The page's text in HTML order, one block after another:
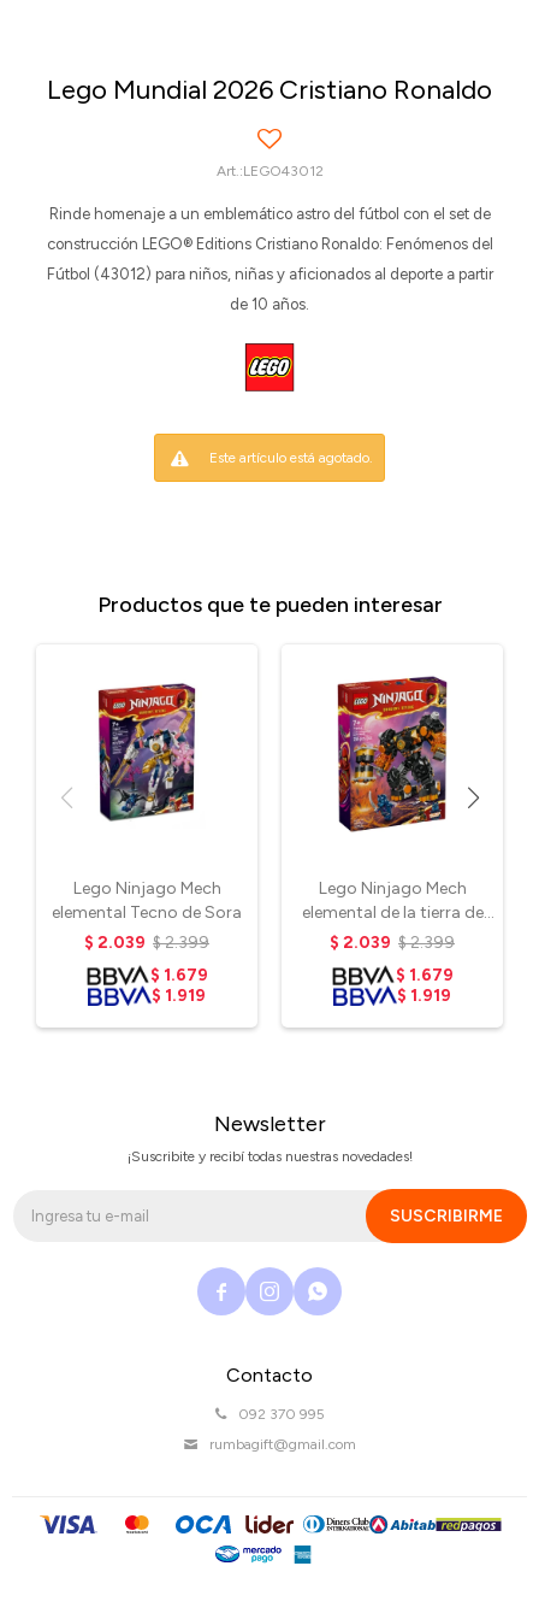
Lego Mundial 2026 Cristiano Ronaldo
LEGO43012
Rinde homenaje a un emblemático astro del fútbol con el set de
construcción LEGO® Editions Cristiano Ronaldo: Fenómenos del
Fútbol (43012) para niños, niñas y aficionados al deporte a partir
de 10 años.
Este artículo está agotado.
Productos que te pueden interesar
Lego Ninjago Mech
elemental Tecno de Sora
$ 2.039 $2.399
$ 1.679
$ 1.919
Lego Ninjago Mech
elemental de la tierra de
Cole
$ 2.039 $2.399
$ 1.679
$ 1.919
Contacto
092 370 995
rumbagift@gmail.com
Newsletter
¡Suscribite y recibí todas nuestras novedades!
SUSCRIBIRME
  